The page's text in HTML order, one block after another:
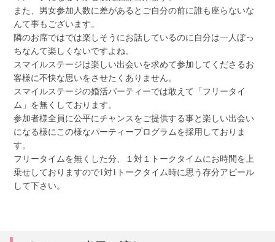
また、男女参加人数に差があるとご自分の前に誰も座らないな
んて事もございます。
隣のお席ではでは楽しそうにお話しているのに自分は一人ぼっ
ちなんて楽しくないですよね。
スマイルステージは楽しい出会いを求めて参加してくださるお
客様に不快な思いをさせたくありません。
スマイルステージの婚活パーティーでは敢えて「フリータイ
ム」を無くしております。
参加者様全員に公平にチャンスをご提供する事と楽しい出会い
になる様にこの様なパーティープログラムを採用しておりま
す。
フリータイムを無くした分、１対１トークタイムにお時間を上
乗せしておりますので1対1トークタイム時に思う存分アピール
して下さい。